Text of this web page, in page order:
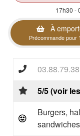
17h30 -
À
Précommande pour
5/5 (voir
Burgers,